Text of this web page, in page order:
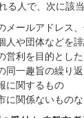
る人で、次に該
メールアドレス
人や団体などを
営利を目的とし
同一趣旨の繰り
に関するもの
に関係ないもの